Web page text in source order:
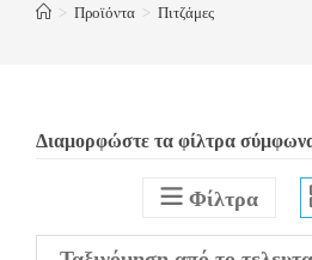
> Προϊόντα > Πιτζάμες
Διαμορφώστε τα φίλτρα σύμφωνα
Φίλτρα